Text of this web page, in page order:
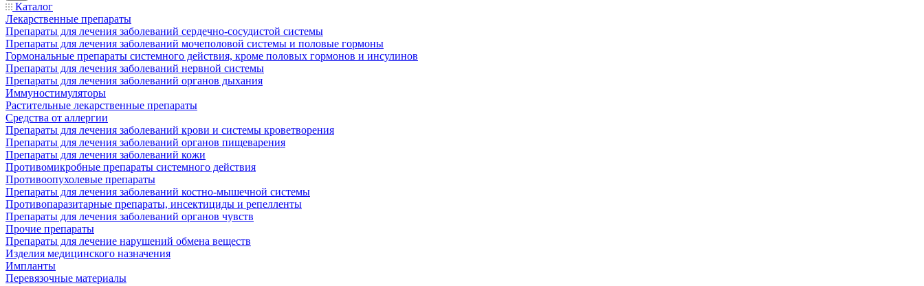
Каталог
Лекарственные препараты
Препараты для лечения заболеваний сердечно-сосудистой системы
Препараты для лечения заболеваний мочеполовой системы и половые гормоны
Гормональные препараты системного действия, кроме половых гормонов и инсулинов
Препараты для лечения заболеваний нервной системы
Препараты для лечения заболеваний органов дыхания
Иммуностимуляторы
Растительные лекарственные препараты
Средства от аллергии
Препараты для лечения заболеваний крови и системы кроветворения
Препараты для лечения заболеваний органов пищеварения
Препараты для лечения заболеваний кожи
Противомикробные препараты системного действия
Противоопухолевые препараты
Препараты для лечения заболеваний костно-мышечной системы
Противопаразитарные препараты, инсектициды и репелленты
Препараты для лечения заболеваний органов чувств
Прочие препараты
Препараты для лечение нарушений обмена веществ
Изделия медицинского назначения
Импланты
Перевязочные материалы